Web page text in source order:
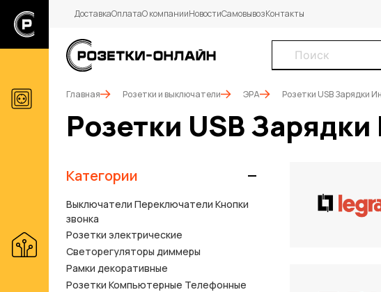
ДоставкаОплатаО компанииНовостиСамовывозКонтакты
Главная Розетки и выключатели ЭРА Розетки USB Зарядки
Розетки USB
Категории
Выключатели Переключатели Кнопки
звонка
Розетки электрические
Светорегуляторы диммеры
Рамки декоративные
Розетки Компьютерные Телефонные